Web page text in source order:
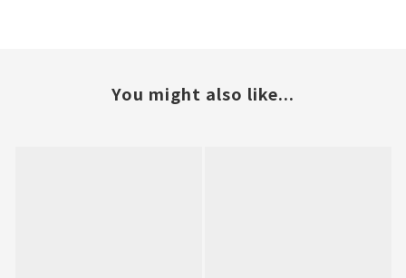
You might also like...